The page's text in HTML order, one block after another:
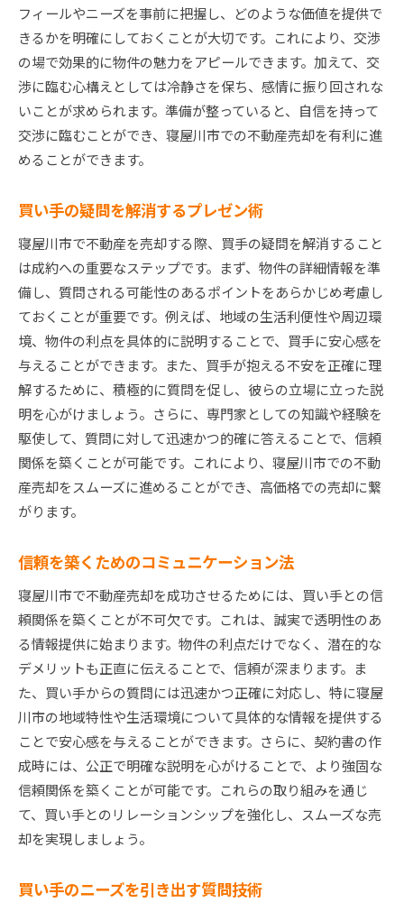
フィールやニーズを事前に把握し、どのような価値を提供で
きるかを明確にしておくことが大切です。これにより、交渉
の場で効果的に物件の魅力をアピールできます。加えて、交
渉に臨む心構えとしては冷静さを保ち、感情に振り回されな
いことが求められます。準備が整っていると、自信を持って
交渉に臨むことができ、寝屋川市での不動産売却を有利に進
めることができます。
買い手の疑問を解消するプレゼン術
寝屋川市で不動産を売却する際、買手の疑問を解消すること
は成約への重要なステップです。まず、物件の詳細情報を準
備し、質問される可能性のあるポイントをあらかじめ考慮し
ておくことが重要です。例えば、地域の生活利便性や周辺環
境、物件の利点を具体的に説明することで、買手に安心感を
与えることができます。また、買手が抱える不安を正確に理
解するために、積極的に質問を促し、彼らの立場に立った説
明を心がけましょう。さらに、専門家としての知識や経験を
駆使して、質問に対して迅速かつ的確に答えることで、信頼
関係を築くことが可能です。これにより、寝屋川市での不動
産売却をスムーズに進めることができ、高価格での売却に繋
がります。
信頼を築くためのコミュニケーション法
寝屋川市で不動産売却を成功させるためには、買い手との信
頼関係を築くことが不可欠です。これは、誠実で透明性のあ
る情報提供に始まります。物件の利点だけでなく、潜在的な
デメリットも正直に伝えることで、信頼が深まります。ま
た、買い手からの質問には迅速かつ正確に対応し、特に寝屋
川市の地域特性や生活環境について具体的な情報を提供する
ことで安心感を与えることができます。さらに、契約書の作
成時には、公正で明確な説明を心がけることで、より強固な
信頼関係を築くことが可能です。これらの取り組みを通じ
て、買い手とのリレーションシップを強化し、スムーズな売
却を実現しましょう。
買い手のニーズを引き出す質問技術